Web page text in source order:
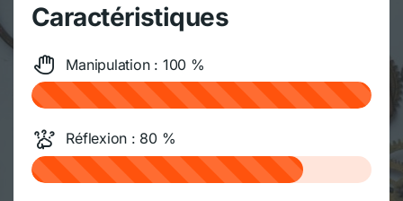
Caractéristiques
Manipulation : 100 %
Réflexion : 80 %